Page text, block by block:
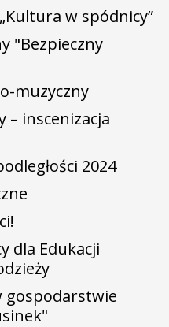
w spódnicy”
"Bezpieczny
muzyczny
– inscenizacja
2024
dla Edukacji
gospodarstwie